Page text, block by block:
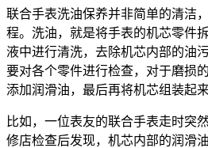
联合手表洗油保养并非简单的清洁
程。洗油，就是将手表的机芯零件
液中进行清洗，去除机芯内部的油
要对各个零件进行检查，对于磨损
添加润滑油，最后再将机芯组装起
比如，一位表友的联合手表走时突
修店检查后发现，机芯内部的润滑